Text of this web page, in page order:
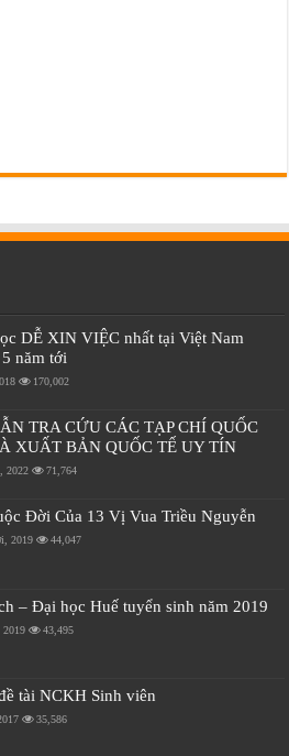
DỄ XIN VIỆC nhất tại Việt Nam
năm tới
170,002
TRA CỨU CÁC TẠP CHÍ QUỐC
XUẤT BẢN QUỐC TẾ UY TÍN
2022 71,764
Đời Của 13 Vị Vua Triều Nguyễn
2019 44,047
– Đại học Huế tuyển sinh năm 2019
2019 43,495
tài NCKH Sinh viên
35,586